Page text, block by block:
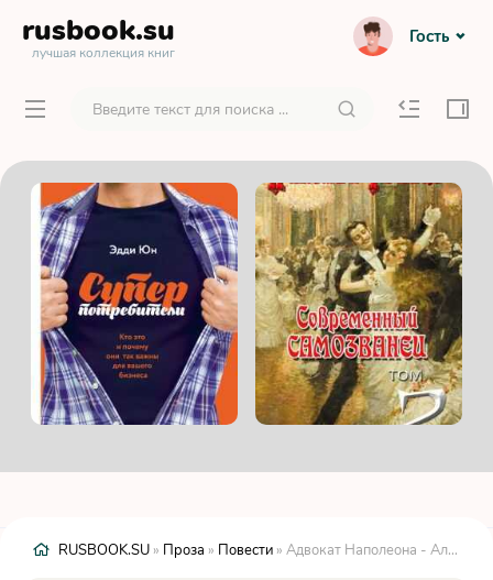
rusbook.su
лучшая коллекция книг
Гость
RUSBOOK.SU » Проза » Повести » Адвокат Наполеона - Алексей Котов